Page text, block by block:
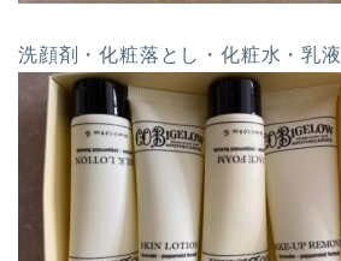
洗顔剤・化粧落とし・化粧水・乳液